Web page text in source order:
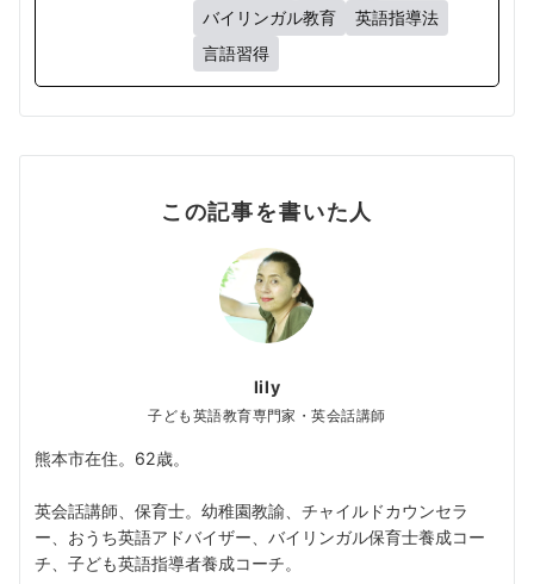
バイリンガル教育
英語指導法
言語習得
この記事を書いた人
lily
子ども英語教育専門家・英会話講師
熊本市在住。62歳。
英会話講師、保育士。幼稚園教諭、チャイルドカウンセラ
ー、おうち英語アドバイザー、バイリンガル保育士養成コー
チ、子ども英語指導者養成コーチ。